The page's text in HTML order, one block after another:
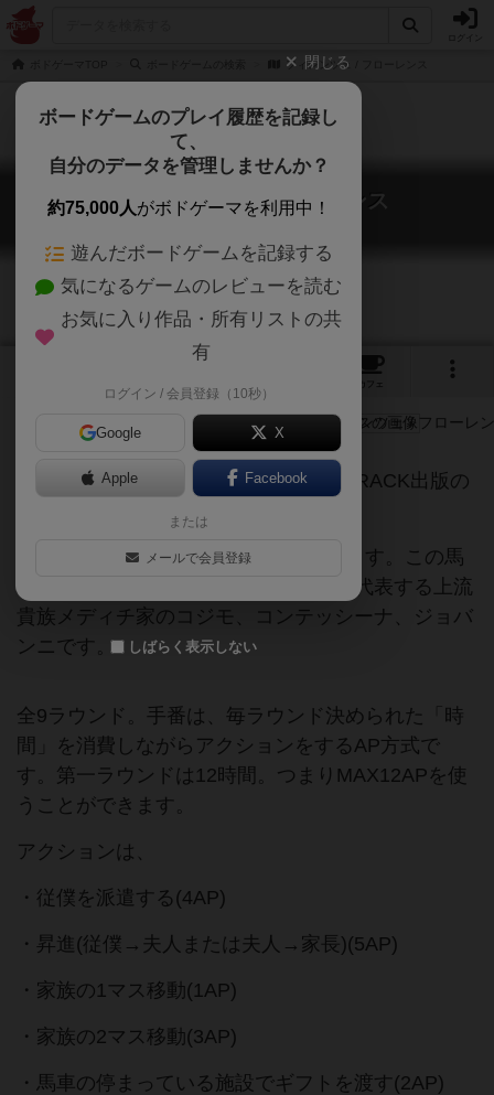
フィレンツェ / フローレンス
フィレンツェ / フローレンス
Florence
カフェ
ラグーザ、ヴェニスに続く、BRAIN CRACK出版の
大きな重みのある馬車が3つ入っています。この馬
車に乗っているのが、フィレンツェを代表する上流
貴族メディチ家のコジモ、コンテッシーナ、ジョバ
ンニです。
全9ラウンド。手番は、毎ラウンド決められた「時
間」を消費しながらアクションをするAP方式で
す。第一ラウンドは12時間。つまりMAX12APを使
うことができます。
アクションは、
・従僕を派遣する(4AP)
・昇進(従僕→夫人または夫人→家長)(5AP)
・家族の1マス移動(1AP)
・家族の2マス移動(3AP)
・馬車の停まっている施設でギフトを渡す(2AP)
閉じる
ボードゲームのプレイ履歴を記録し
て、
自分のデータを管理しませんか？
約75,000人がボドゲーマを利用中！
遊んだボードゲームを記録する
気になるゲームのレビューを読む
お気に入り作品・所有リストの共
有
ログイン / 会員登録（10秒）
Google X
Apple Facebook
または
メールで会員登録
しばらく表示しない